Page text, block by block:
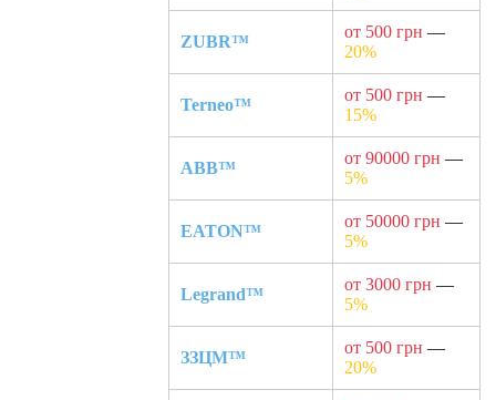
ZUBR™
от 500 грн —
20%
Terneo™
от 500 грн —
15%
ABB™
от 90000 грн —
5%
EATON™
от 50000 грн —
5%
Legrand™
от 3000 грн —
5%
ЗЗЦМ™
от 500 грн —
20%